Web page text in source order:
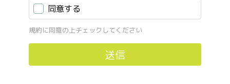
同意する
規約に同意の上チェックしてください
送信